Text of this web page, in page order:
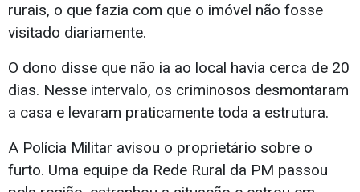
rurais, o que fazia com que o imóvel não fosse
visitado diariamente.
O dono disse que não ia ao local havia cerca de 20
dias. Nesse intervalo, os criminosos desmontaram
a casa e levaram praticamente toda a estrutura.
A Polícia Militar avisou o proprietário sobre o
furto. Uma equipe da Rede Rural da PM passou